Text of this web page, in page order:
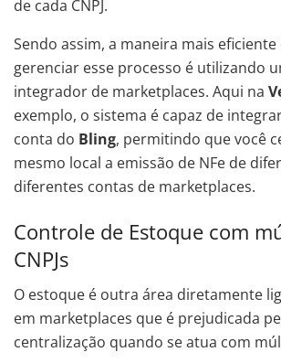
de cada CNPJ.
Sendo assim, a maneira mais
gerenciar esse processo é utilizando
integrador de marketplaces. Aqui na
exemplo, o sistema é capaz de
conta do Bling, permitindo que você
mesmo local a emissão de NFe de
diferentes contas de marketplaces.
Controle de Estoque com
CNPJs
O estoque é outra área diretamente
em marketplaces que é prejudicada
centralização quando se atua com